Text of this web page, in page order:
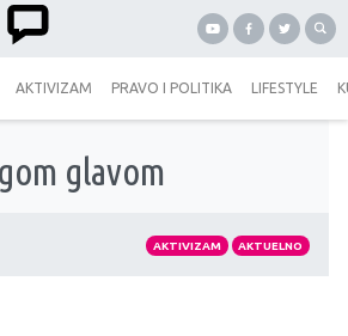
AKTIVIZAM PRAVO I POLITIKA LIFESTYLE
glavom
AKTIVIZAM AKTUELNO